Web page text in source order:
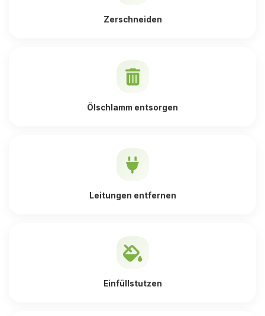
Zerschneiden
Ölschlamm entsorgen
Leitungen entfernen
Einfüllstutzen